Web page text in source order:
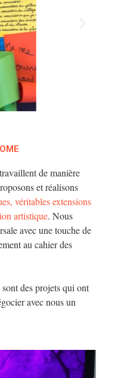
de manière
et réalisons
véritables extensions
artistique. Nous
avec une touche de
au cahier des
sont des projets qui ont
avec nous un